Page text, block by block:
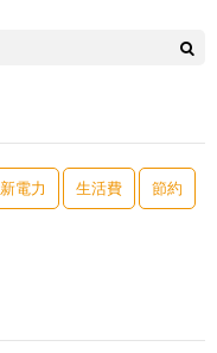
新電力 生活費 節約